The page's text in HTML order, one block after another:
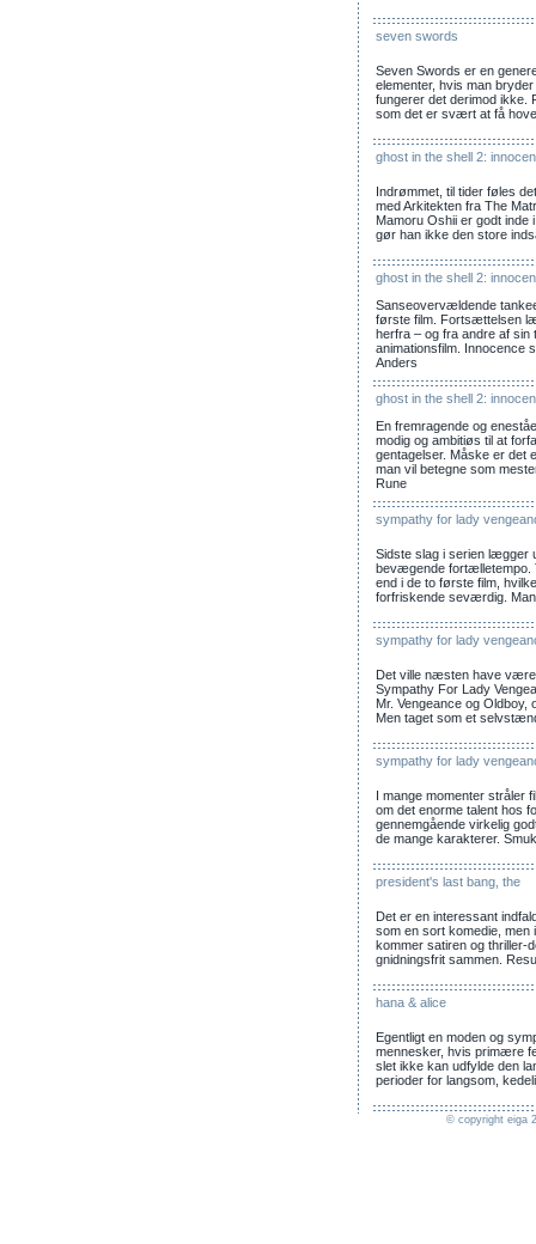
seven swords
Seven Swords er en
elementer, hvis man
fungerer det derimod ikke.
som det er svært at få
ghost in the shell 2:
Indrømmet, til tider føles
med Arkitekten fra The
Mamoru Oshii er godt
gør han ikke den store
ghost in the shell 2:
Sanseovervældende
første film. Fortsættelsen
herfra – og fra andre af sin
animationsfilm. Innocence
Anders
ghost in the shell 2:
En fremragende og
modig og ambitiøs til at
gentagelser. Måske er det
man vil betegne som
Rune
sympathy for lady
Sidste slag i serien lægger
bevægende fortælletempo.
end i de to første film,
forfriskende seværdig.
sympathy for lady
Det ville næsten have
Sympathy For Lady
Mr. Vengeance og
Men taget som et
sympathy for lady
I mange momenter stråler
om det enorme talent hos
gennemgående virkelig
de mange karakterer.
president's last bang, the
Det er en interessant
som en sort komedie, men
kommer satiren og thriller-
gnidningsfrit sammen.
hana & alice
Egentligt en moden og
mennesker, hvis primære
slet ikke kan udfylde den
perioder for langsom,
© copyright eiga